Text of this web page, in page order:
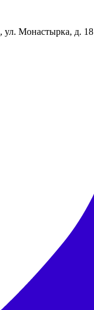
ул. Монастырка, д. 18